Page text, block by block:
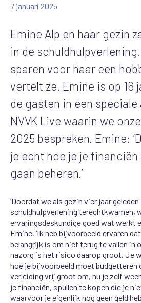
7 januari 2025
Emine Alp en haar gezin
in de
sparen voor haar een
vertelt ze. Emine is op 16
de gasten in een
NVVK Live waarin we
2025 bespreken. Emine:
je echt hoe je je
gaan beheren.’
‘Doordat we als gezin vier jaar geleden
schuldhulpverlening terechtkwamen,
ervaringsdeskundige goed wat werkt
Emine. ‘Ik heb bijvoorbeeld ervaren
belangrijk is om niet terug te vallen in
nazorg is het risico daarop groot. Je
hoe je bijvoorbeeld moet budgetteren
verleiding vrij groot om, nu je zelf
je financiën, spullen te kopen die je
waarvoor je eigenlijk nog geen geld